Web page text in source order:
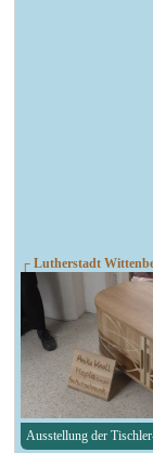
┌ Lutherstadt
Ausstellung der